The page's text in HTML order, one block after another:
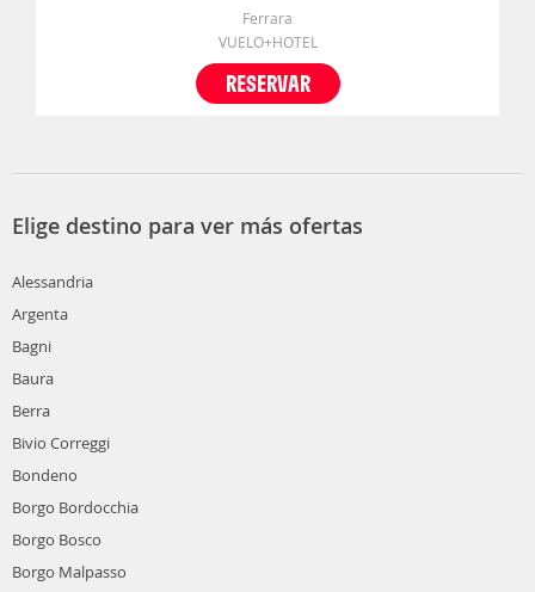
Ferrara
VUELO+HOTEL
RESERVAR
Elige destino para ver más ofertas
Alessandria
Argenta
Bagni
Baura
Berra
Bivio Correggi
Bondeno
Borgo Bordocchia
Borgo Bosco
Borgo Malpasso